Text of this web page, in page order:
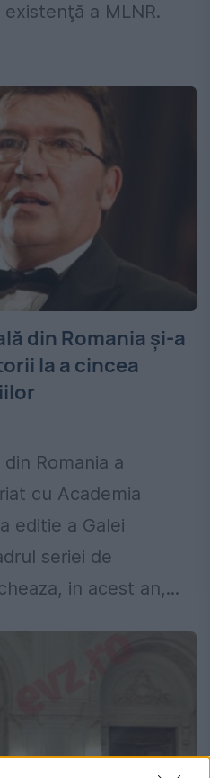
a MLNR.
din Romania și-a
la a cincea
Romania a
cu Academia
editie a Galei
seriei de
in acest an,...